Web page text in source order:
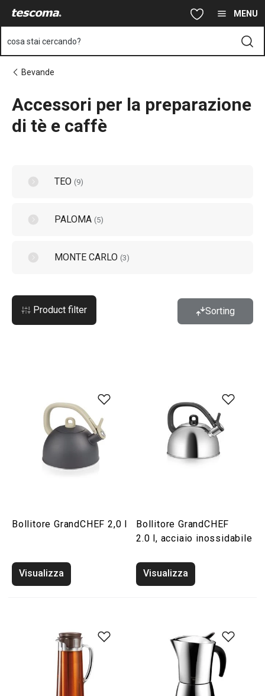
Vai al contenuto principale MENU
cosa stai cercando?
Bevande
Accessori per la preparazione
di tè e caffè
TEO (9)
PALOMA (5)
MONTE CARLO (3)
Product filter Sorting
Bollitore GrandCHEF 2,0 l
Visualizza
Bollitore GrandCHEF
2.0 l, acciaio inossidabile
Visualizza